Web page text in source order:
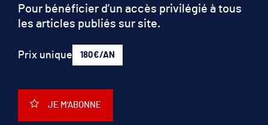
Pour bénéficier d’un accès privilégié à tous
les articles publiés sur site.
Prix unique 180€/AN
JE M'ABONNE